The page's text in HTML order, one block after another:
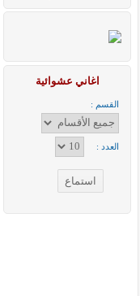
اغاني عشوائية
القسم :
العدد :